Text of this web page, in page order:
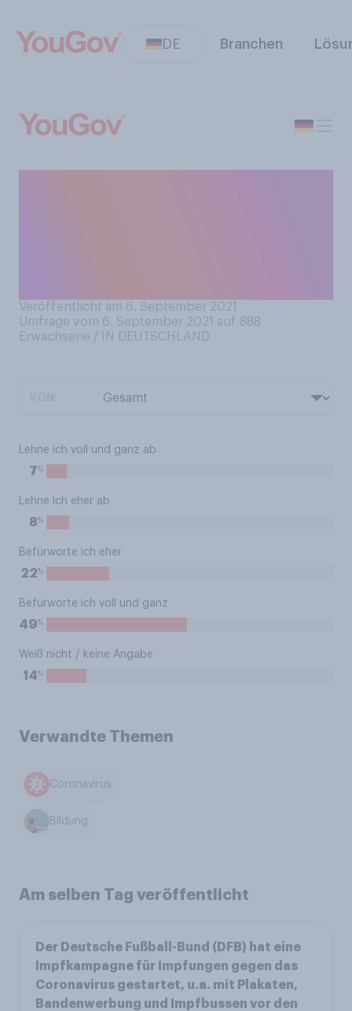
DE Branchen
Veröffentlicht am 6. September 2021
Umfrage vom 6. September 2021 auf 888
Erwachsene / IN DEUTSCHLAND
Lehne ich voll und ganz ab
7%
Lehne ich eher ab
8%
Befürworte ich eher
22%
Befürworte ich voll und ganz
49%
Weiß nicht / keine Angabe
14%
Verwandte Themen
Coronavirus
Bildung
Am selben Tag veröffentlicht
Der Deutsche Fußball-Bund (DFB) hat eine
Impfkampagne für Impfungen gegen das
Coronavirus gestartet, u.a. mit Plakaten,
Bandenwerbung und Impfbussen vor den